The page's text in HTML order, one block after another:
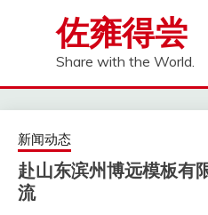
佐雍得尝
Share with the World.
新闻动态
赴山东滨州博远模板有
流